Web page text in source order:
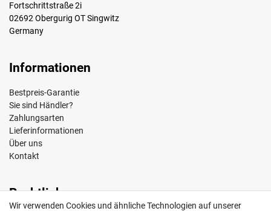
Fortschrittstraße 2i
02692 Obergurig OT Singwitz
Germany
Informationen
Bestpreis-Garantie
Sie sind Händler?
Zahlungsarten
Lieferinformationen
Über uns
Kontakt
Rechtliches
Wir verwenden Cookies und ähnliche Technologien auf unserer